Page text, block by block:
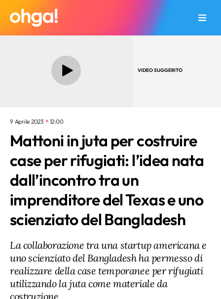
VIDEO SUGGERITO
9 Aprile 2023 12:00
Mattoni in juta per costruire
case per rifugiati: l’idea nata
dall’incontro tra un
imprenditore del Texas e uno
scienziato del Bangladesh
La collaborazione tra una startup americana e
uno scienziato del Bangladesh ha permesso di
realizzare della case temporanee per rifugiati
utilizzando la juta come materiale da
costruzione.